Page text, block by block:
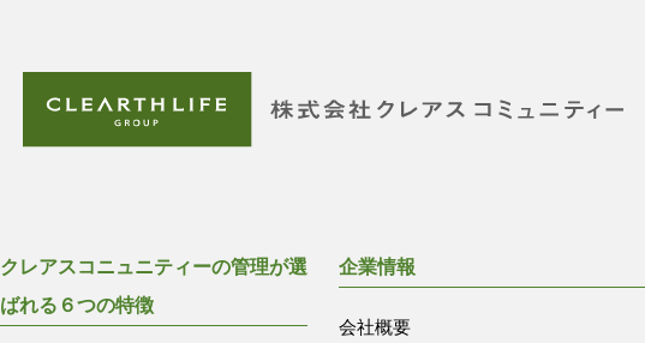
クレアスコニュニティーの管理が選
ばれる６つの特徴
企業情報
会社概要